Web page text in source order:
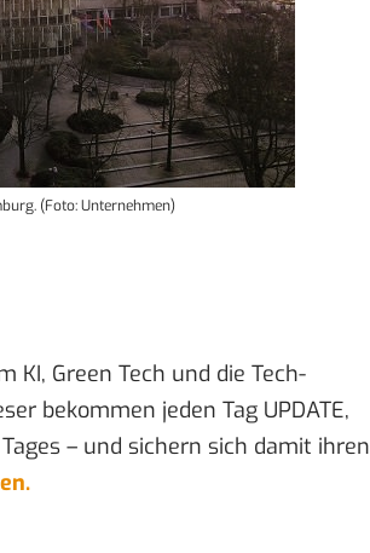
(Foto: Unternehmen)
KI, Green Tech und die Tech-
bekommen jeden Tag UPDATE,
– und sichern sich damit ihren